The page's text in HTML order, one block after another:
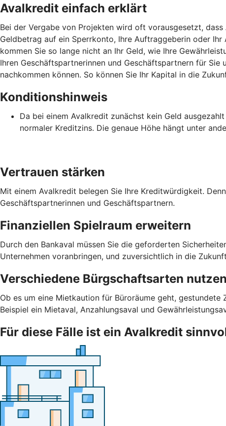
Avalkredit einfach erklärt
Bei der Vergabe von Projekten wird oft vorausgesetzt,
Geldbetrag auf ein Sperrkonto, Ihre Auftraggeberin oder
kommen Sie so lange nicht an Ihr Geld, wie Ihre
Ihren Geschäftspartnerinnen und Geschäftspartnern für
nachkommen können. So können Sie Ihr Kapital in die
Konditionshinweis
Da bei einem Avalkredit zunächst kein Geld
normaler Kreditzins. Die genaue Höhe hängt unter
Vertrauen stärken
Mit einem Avalkredit belegen Sie Ihre Kreditwürdigkeit.
Geschäftspartnerinnen und Geschäftspartnern.
Finanziellen Spielraum erweitern
Durch den Bankaval müssen Sie die geforderten
Unternehmen voranbringen, und zuversichtlich in die
Verschiedene Bürgschaftsarten nutzen
Ob es um eine Mietkaution für Büroräume geht,
Beispiel ein Mietaval, Anzahlungsaval und
Für diese Fälle ist ein Avalkredit